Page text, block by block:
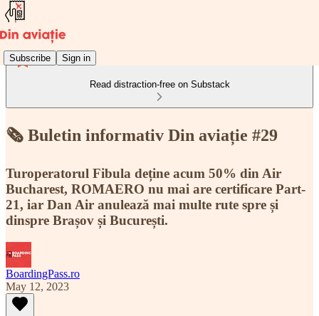
Subscribe Sign in
Read distraction-free on Substack
🗞️ Buletin informativ Din aviație #29
Turoperatorul Fibula deține acum 50% din Air
Bucharest, ROMAERO nu mai are certificare Part-
21, iar Dan Air anulează mai multe rute spre și
dinspre Brașov și București.
BoardingPass.ro
May 12, 2023